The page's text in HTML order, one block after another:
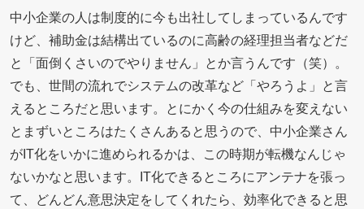
中小企業の人は制度的に今も出社してしまっているんです
けど、補助金は結構出ているのに高齢の経理担当者などだ
と「面倒くさいのでやりません」とか言うんです（笑）。
でも、世間の流れでシステムの改革など「やろうよ」と言
えるところだと思います。とにかく今の仕組みを変えない
とまずいところはたくさんあると思うので、中小企業さん
がIT化をいかに進められるかは、この時期が転機なんじゃ
ないかなと思います。IT化できるところにアンテナを張っ
て、どんどん意思決定をしてくれたら、効率化できると思